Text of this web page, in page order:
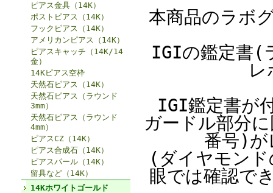
ピアス金具（14K）
ポストピアス（14K）
フックピアス（14K）
アメリカンピアス（14K）
ピアスキャッチ（14K/14
金）
14Kピアス空枠
天然石ピアス（14K）
天然石ピアス（ラウンド
3mm）
天然石ピアス（ラウンド
4mm）
ピアスCZ（14K）
ピアス合成石（14K）
ピアスパール（14K）
留具など（14K）
14Kホワイトゴールド
本商品のラボ
IGIの鑑定書(
IGI鑑定書が
ガードル部分
番号)が
(ダイヤモン
眼では確認で